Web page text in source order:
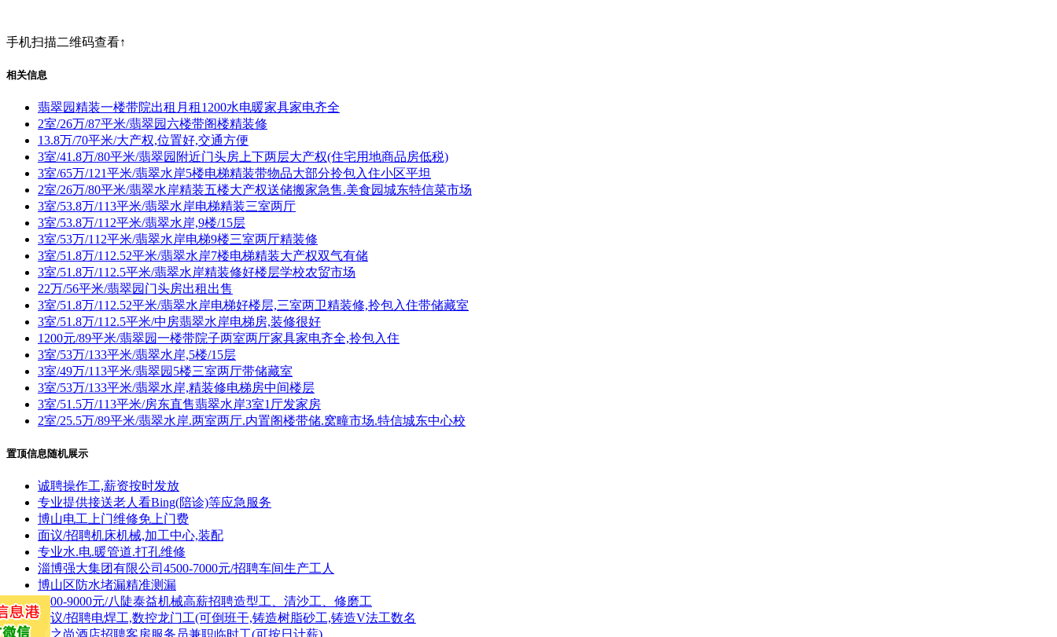
手机扫描二维码查看↑
相关信息
翡翠园精装一楼带院出租月租1200水电暖家具家电齐全
2室/26万/87平米/翡翠园六楼带阁楼精装修
13.8万/70平米/大产权,位置好,交通方便
3室/41.8万/80平米/翡翠园附近门头房上下两层大产权(住宅用地商品房低税)
3室/65万/121平米/翡翠水岸5楼电梯精装带物品大部分拎包入住小区平坦
2室/26万/80平米/翡翠水岸精装五楼大产权送储搬家急售.美食园城东特信菜市场
3室/53.8万/113平米/翡翠水岸电梯精装三室两厅
3室/53.8万/112平米/翡翠水岸,9楼/15层
3室/53万/112平米/翡翠水岸电梯9楼三室两厅精装修
3室/51.8万/112.52平米/翡翠水岸7楼电梯精装大产权双气有储
3室/51.8万/112.5平米/翡翠水岸精装修好楼层学校农贸市场
22万/56平米/翡翠园门头房出租出售
3室/51.8万/112.52平米/翡翠水岸电梯好楼层,三室两卫精装修,拎包入住带储藏室
3室/51.8万/112.5平米/中房翡翠水岸电梯房,装修很好
1200元/89平米/翡翠园一楼带院子两室两厅家具家电齐全,拎包入住
3室/53万/133平米/翡翠水岸,5楼/15层
3室/49万/113平米/翡翠园5楼三室两厅带储藏室
3室/53万/133平米/翡翠水岸,精装修电梯房中间楼层
3室/51.5万/113平米/房东直售翡翠水岸3室1厅发家房
2室/25.5万/89平米/翡翠水岸.两室两厅.内置阁楼带储.窝疃市场.特信城东中心校
置顶信息随机展示
诚聘操作工,薪资按时发放
专业提供接送老人看Bing(陪诊)等应急服务
博山电工上门维修免上门费
面议/招聘机床机械,加工中心,装配
专业水.电.暖管道.打孔维修
淄博强大集团有限公司4500-7000元/招聘车间生产工人
博山区防水堵漏精准测漏
6000-9000元/八陡泰益机械高薪招聘造型工、清沙工、修磨工
面议/招聘电焊工,数控龙门工(可倒班干,铸造树脂砂工,铸造V法工数名